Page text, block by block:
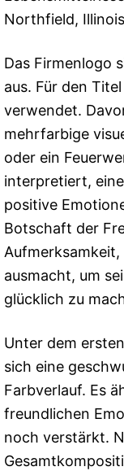
Northfield,
Das Firmenlogo
aus. Für den
verwendet.
mehrfarbige
oder ein
interpretiert,
positive
Botschaft der
ausmacht, um
glücklich zu
Unter dem
sich eine
Farbverlauf. Es
freundlichen
noch verstärkt.